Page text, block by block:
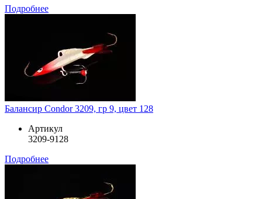
Подробнее
Балансир Condor 3209, гр 9, цвет 128
Артикул
3209-9128
Подробнее